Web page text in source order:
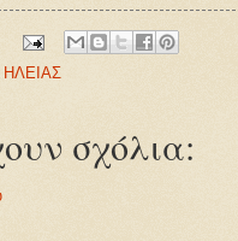
ΗΛΕΙΑΣ
σχόλια: